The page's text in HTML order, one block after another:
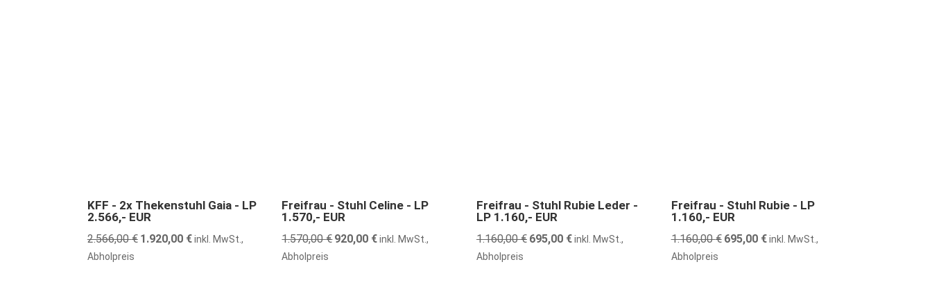
25% günstiger
KFF - 2x Thekenstuhl Gaia - LP
2.566,- EUR
2.566,00€ Ursprünglicher
1.920,00 €Aktueller
inkl. MwSt.,
Abholpreis
41% günstiger
Freifrau - Stuhl Celine - LP
1.570,- EUR
1.570,00€ Ursprünglicher
920,00 €Aktueller
inkl. MwSt.,
Abholpreis
40% günstiger
Freifrau - Stuhl Rubie Leder -
LP 1.160,- EUR
1.160,00€ Ursprünglicher
695,00 €Aktueller
inkl. MwSt.,
Abholpreis
40% günstiger
Freifrau - Stuhl Rubie - LP
1.160,- EUR
1.160,00€ Ursprünglicher
695,00 €Aktueller
inkl. MwSt.,
Abholpreis